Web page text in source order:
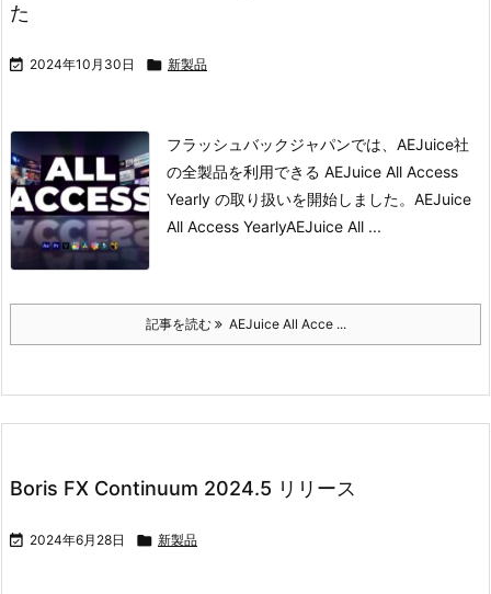
た
 2024年10月30日  新製品
フラッシュバックジャパンでは、AEJuice社
の全製品を利用できる AEJuice All Access
Yearly の取り扱いを開始しました。 AEJuice
All Access YearlyAEJuice All ...
記事を読む AEJuice All Acce ...
Boris FX Continuum 2024.5 リリース
 2024年6月28日  新製品